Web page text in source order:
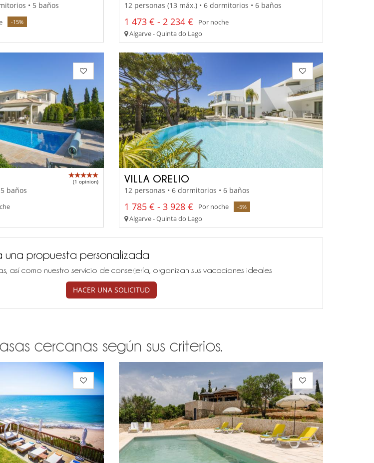
• 5 baños
-15%
12 personas (13 máx.) • 6 dormitorios • 6 baños
1 473 € - 2 234 €
Por noche
Algarve - Quinta do Lago
(1 opinion)
baños
VILLA ORELIO
12 personas • 6 dormitorios • 6 baños
1 785 € - 3 928 € Por noche -5%
Algarve - Quinta do Lago
propuesta personalizada
así como nuestro servicio de conserjería, organizan sus vacaciones ideales
HACER UNA SOLICITUD
cercanas según sus criterios.